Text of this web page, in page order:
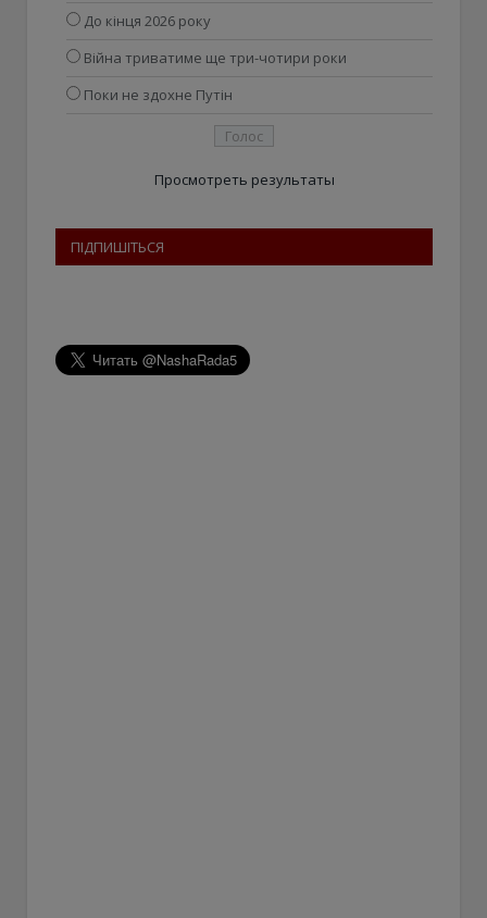
До кінця 2026 року
Війна триватиме ще три-чотири роки
Поки не здохне Путін
Просмотреть результаты
ПІДПИШІТЬСЯ